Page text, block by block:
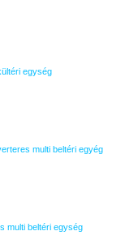
egység
multi beltéri egyég
multi beltéri egység